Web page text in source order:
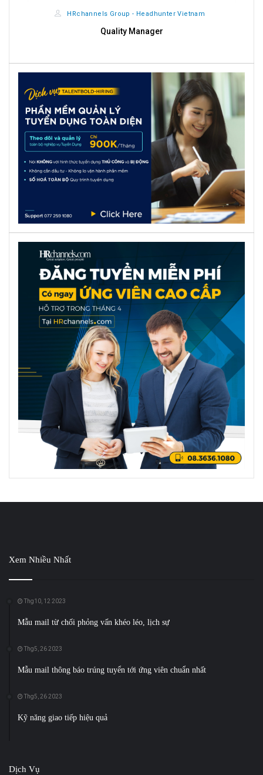
HRchannels Group - Headhunter Vietnam
Quality Manager
Xem Nhiều Nhất
Thg10, 12 2023
Mẫu mail từ chối phỏng vấn khéo léo, lịch sự
Thg5, 26 2023
Mẫu mail thông báo trúng tuyển tới ứng viên chuẩn nhất
Thg5, 26 2023
Kỹ năng giao tiếp hiệu quả
Dịch Vụ